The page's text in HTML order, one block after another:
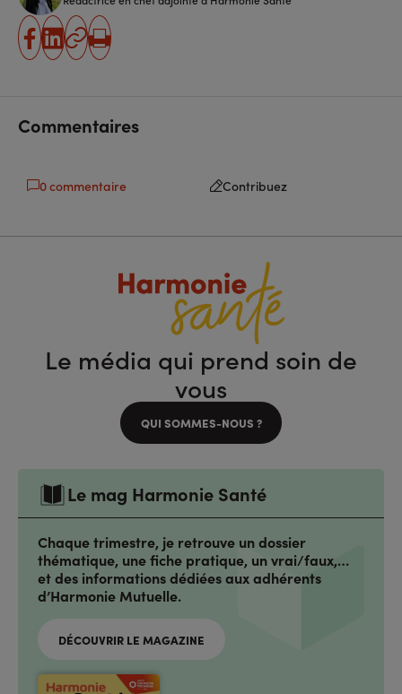
partager
partager
Copier
Imprimer
Commentaires
0 commentaire Contribuez
Le média qui prend soin de
vous
QUI SOMMES-NOUS ?
Le mag Harmonie Santé
Chaque trimestre, je retrouve un dossier
thématique, une fiche pratique, un vrai/faux,…
et des informations dédiées aux adhérents
d’Harmonie Mutuelle.
DÉCOUVRIR LE MAGAZINE